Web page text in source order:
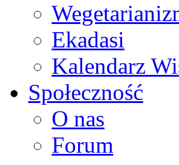
Ekadasi
Kalendarz
Społeczność
O nas
Forum